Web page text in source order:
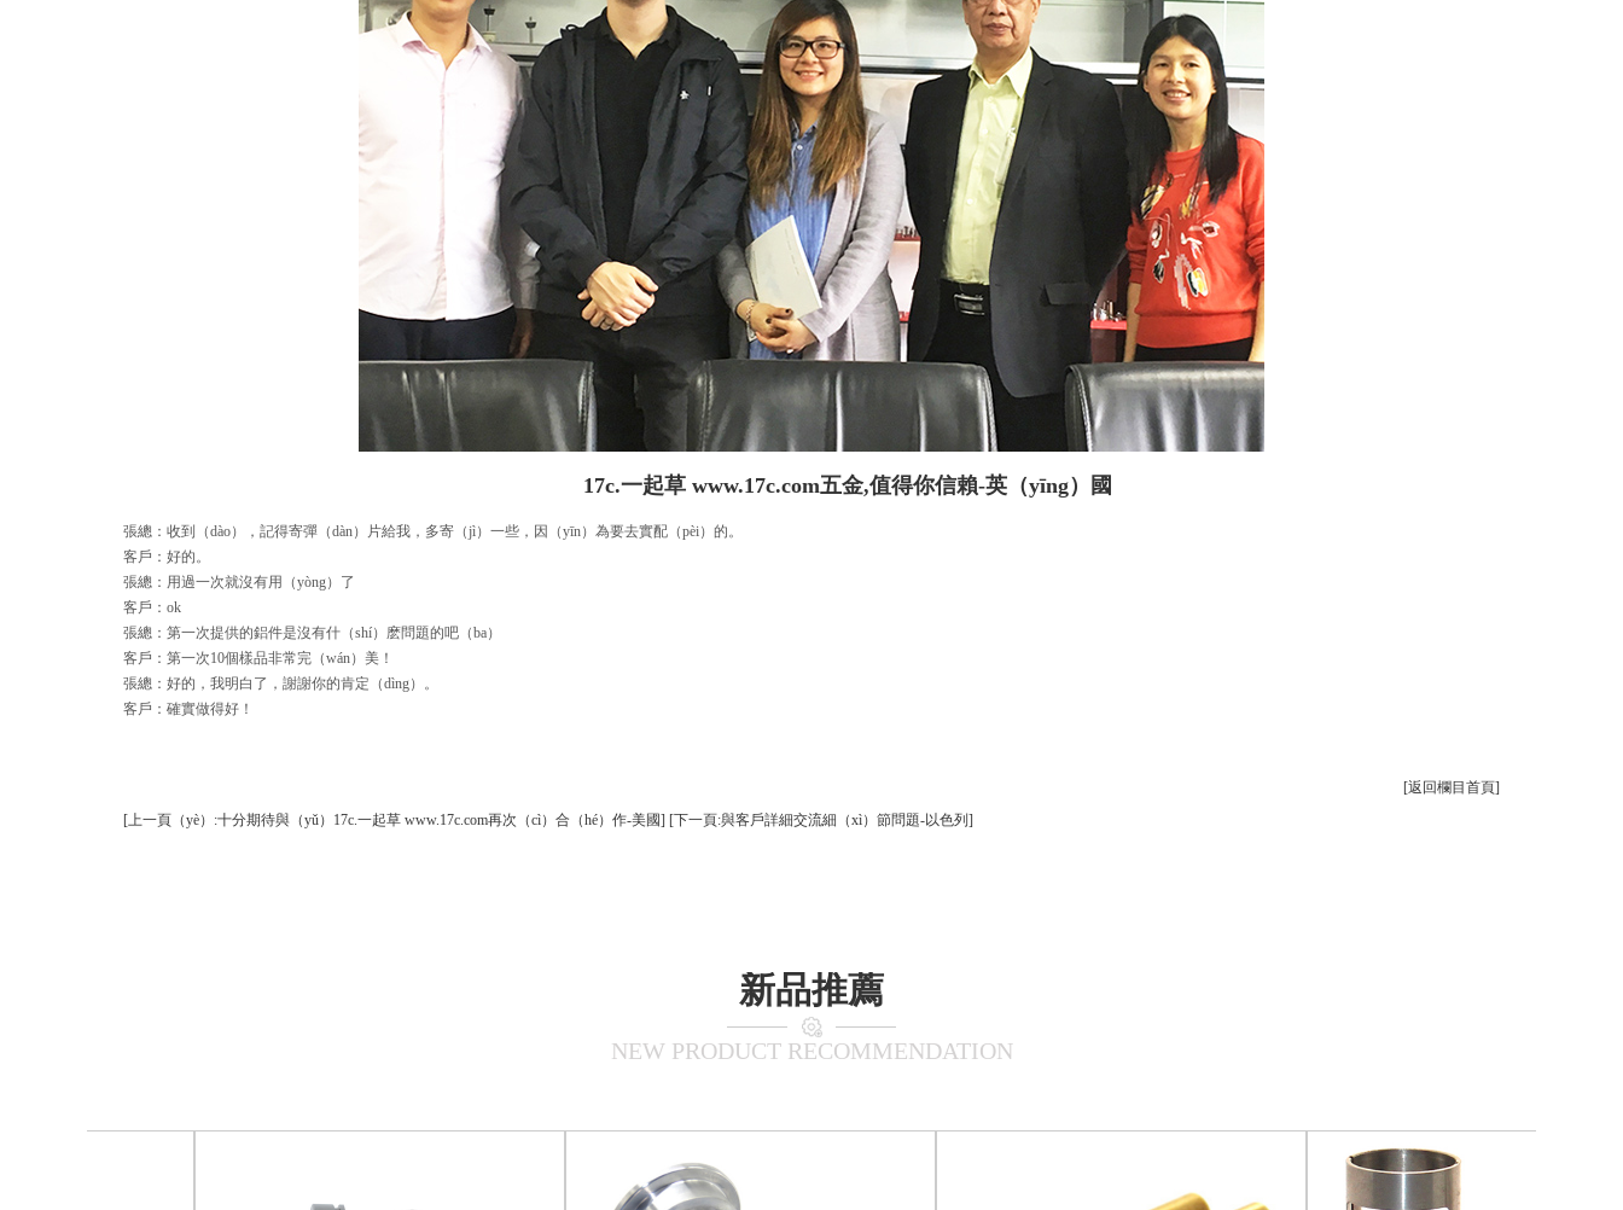
17c.一起草 www.17c.com五金,值得你信賴-英（yīng）國
張總 ： 收到（dào），記得寄彈（dàn）片給我，多寄（jì）一些，因（yīn）為要去實配（pèi）的。
客戶：好的。
張總：用過一次就沒有用（yòng）了
客戶：ok
張總：第一次提供的鋁件是沒有什（shí）麽問題的吧（ba）
客戶：第一次10個樣品非常完（wán）美！
張總：好的，我明白了，謝謝你的肯定（dìng）。
客戶：確實做得好！
[返回欄目首頁]
[上一頁（yè）:十分期待與（yǔ）17c.一起草 www.17c.com再次（cì）合（hé）作-美國] [下一頁:與客戶詳細交流細（xì）節問題-以色列]
新品推薦
NEW PRODUCT RECOMMENDATION